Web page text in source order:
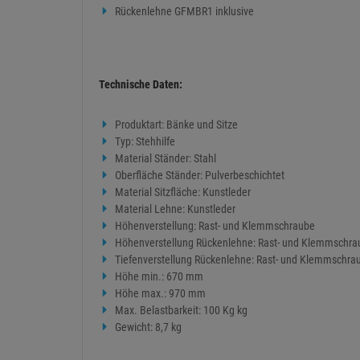
Rückenlehne GFMBR1 inklusive
Technische Daten:
Produktart: Bänke und Sitze
Typ: Stehhilfe
Material Ständer: Stahl
Oberfläche Ständer: Pulverbeschichtet
Material Sitzfläche: Kunstleder
Material Lehne: Kunstleder
Höhenverstellung: Rast- und Klemmschraube
Höhenverstellung Rückenlehne: Rast- und
Tiefenverstellung Rückenlehne: Rast- und
Höhe min.: 670 mm
Höhe max.: 970 mm
Max. Belastbarkeit: 100 Kg kg
Gewicht: 8,7 kg